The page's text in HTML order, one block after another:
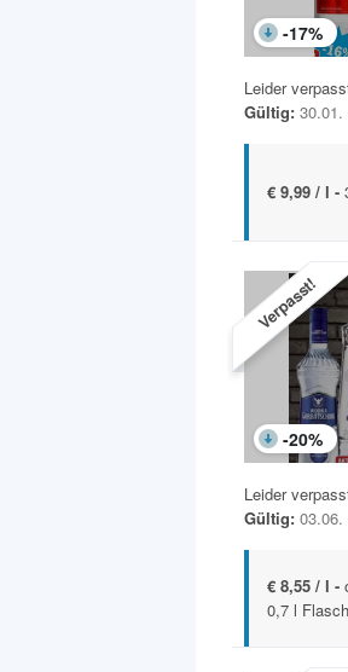
-17%
Leider
Gültig: 30.01.
€ 9,99 / l -
Verpasst!
-20%
Leider
Gültig: 03.06.
€ 8,55 / l -
0,7 l